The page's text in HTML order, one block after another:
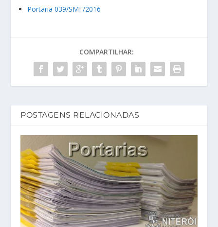
Portaria 039/SMF/2016
COMPARTILHAR:
POSTAGENS RELACIONADAS